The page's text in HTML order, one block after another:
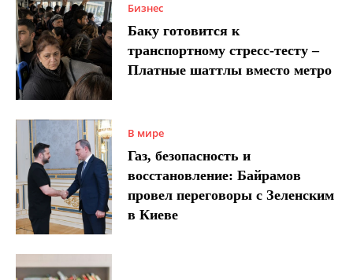
Бизнес
Баку готовится к
транспортному стресс-тесту –
Платные шаттлы вместо метро
В мире
Газ, безопасность и
восстановление: Байрамов
провел переговоры с Зеленским
в Киеве